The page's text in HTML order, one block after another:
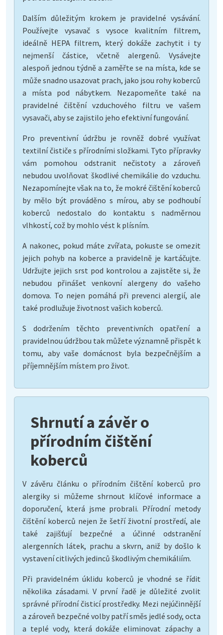
Dalším důležitým krokem je pravidelné vysávání.
Používejte vysavač s vysoce kvalitním filtrem,
ideálně HEPA filtrem, který dokáže zachytit i ty
nejmenší částice, včetně alergenů. Vysávejte
alespoň jednou týdně a zaměřte se na místa, kde se
může snadno usazovat prach, jako jsou rohy koberců
a místa pod nábytkem. Nezapomeňte také na
pravidelné čištění vzduchového filtru ve vašem
vysavači, aby se zajistilo jeho efektivní fungování.
Pro preventivní údržbu je rovněž dobré využívat
textilní čističe s přírodními složkami. Tyto přípravky
vám pomohou odstranit nečistoty a zároveň
nebudou uvolňovat škodlivé chemikálie do vzduchu.
Nezapomínejte však na to, že mokré čištění koberců
by mělo být prováděno s mírou, aby se podhoubí
koberců nedostalo do kontaktu s nadměrnou
vlhkostí, což by mohlo vést k plísním.
A nakonec, pokud máte zvířata, pokuste se omezit
jejich pohyb na koberce a pravidelně je kartáčujte.
Udržujte jejich srst pod kontrolou a zajistěte si, že
nebudou přinášet venkovní alergeny do vašeho
domova. To nejen pomáhá při prevenci alergií, ale
také prodlužuje životnost vašich koberců.
S dodržením těchto preventivních opatření a
pravidelnou údržbou tak můžete významně přispět k
tomu, aby vaše domácnost byla bezpečnějším a
příjemnějším místem pro život.
Shrnutí a závěr o
přírodním čištění
koberců
V závěru článku o přírodním čištění koberců pro
alergiky si můžeme shrnout klíčové informace a
doporučení, která jsme probrali. Přírodní metody
čištění koberců nejen že šetří životní prostředí, ale
také zajišťují bezpečné a účinné odstranění
alergenních látek, prachu a skvrn, aniž by došlo k
vystavení citlivých jedinců škodlivým chemikáliím.
Při pravidelném úklidu koberců je vhodné se řídit
několika zásadami. V první řadě je důležité zvolit
správné přírodní čisticí prostředky. Mezi nejúčinnější
a zároveň bezpečné volby patří směs jedlé sody, octa
a teplé vody, která dokáže eliminovat zápachy a